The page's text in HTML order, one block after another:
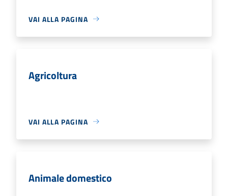
VAI ALLA PAGINA
Agricoltura
VAI ALLA PAGINA
Animale domestico